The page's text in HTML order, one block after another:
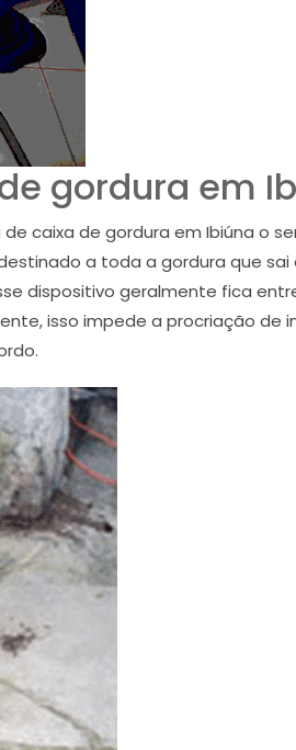
gordura em
caixa de gordura em Ibiúna o
a toda a gordura que sai
dispositivo geralmente fica
isso impede a procriação de